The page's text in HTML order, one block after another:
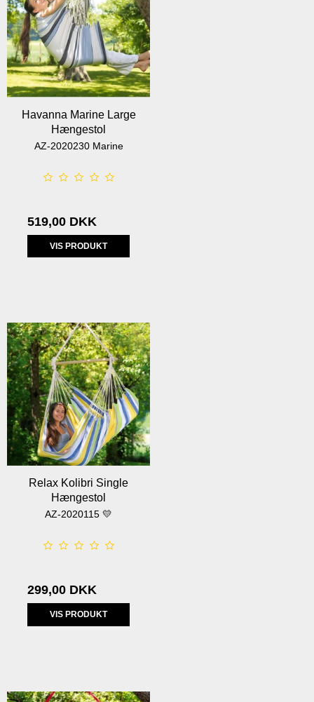
Havanna Marine Large
Hængestol
AZ-2020230 Marine
519,00 DKK
VIS PRODUKT
Relax Kolibri Single
Hængestol
AZ-2020115 💛
299,00 DKK
VIS PRODUKT